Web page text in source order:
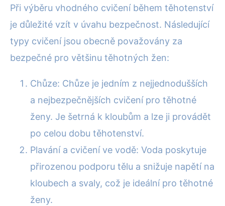
Při výběru vhodného cvičení během těhotenství
je důležité vzít v úvahu bezpečnost. Následující
typy cvičení jsou obecně považovány za
bezpečné pro většinu těhotných žen:
Chůze: Chůze je jedním z nejjednodušších
a nejbezpečnějších cvičení pro těhotné
ženy. Je šetrná k kloubům a lze ji provádět
po celou dobu těhotenství.
Plavání a cvičení ve vodě: Voda poskytuje
přirozenou podporu tělu a snižuje napětí na
kloubech a svaly, což je ideální pro těhotné
ženy.